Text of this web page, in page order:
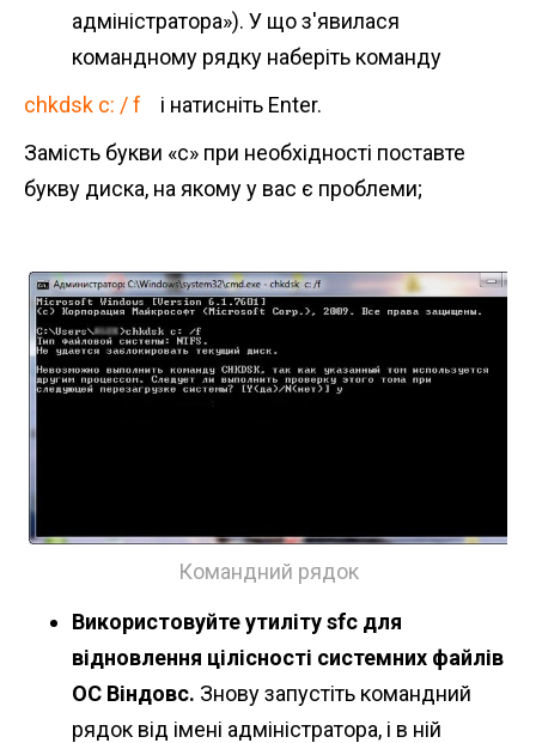
адміністратора»). У що з'явилася
командному рядку наберіть команду
chkdsk c: / f
і натисніть Enter.
Замість букви «с» при необхідності поставте
букву диска, на якому у вас є проблеми;
Командний рядок
Використовуйте утиліту sfc для
відновлення цілісності системних файлів
ОС Віндовс. Знову запустіть командний
рядок від імені адміністратора, і в ній